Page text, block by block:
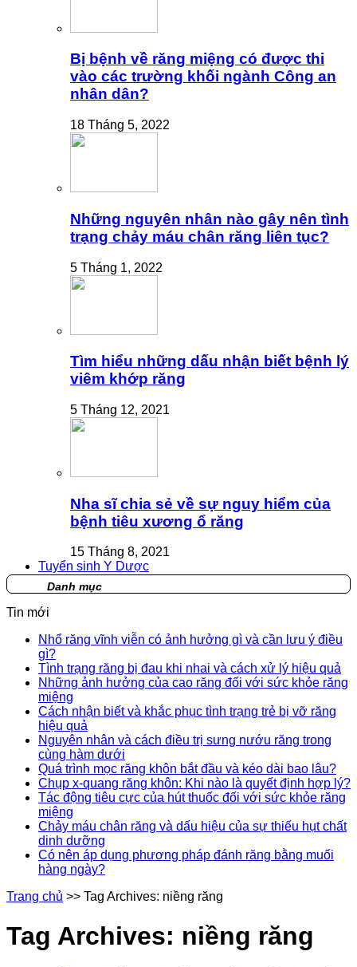
Bị bệnh về răng miệng có được thi
vào các trường khối ngành Công an
nhân dân?
18 Tháng 5, 2022
Những nguyên nhân nào gây nên tình
trạng chảy máu chân răng liên tục?
5 Tháng 1, 2022
Tìm hiểu những dấu nhận biết bệnh lý
viêm khớp răng
5 Tháng 12, 2021
Nha sĩ chia sẻ về sự nguy hiểm của
bệnh tiêu xương ổ răng
15 Tháng 8, 2021
Tuyển sinh Y Dược
Danh mục
Tin mới
Nhổ răng vĩnh viễn có ảnh hưởng gì và cần lưu ý điều
gì?
Tình trạng răng bị đau khi nhai và cách xử lý hiệu quả
Những ảnh hưởng của cao răng đối với sức khỏe răng
miệng
Cách nhận biết và khắc phục tình trạng trẻ bị vỡ răng
hiệu quả
Nguyên nhân và cách điều trị sưng nướu răng trong
cùng hàm dưới
Quá trình mọc răng khôn bắt đầu và kéo dài bao lâu?
Chụp x-quang răng khôn: Khi nào là quyết định hợp lý?
Tác động tiêu cực của hút thuốc đối với sức khỏe răng
miệng
Chảy máu chân răng và dấu hiệu của sự thiếu hụt chất
dinh dưỡng
Có nên áp dụng phương pháp đánh răng bằng muối
hàng ngày?
Trang chủ >> Tag Archives: niềng răng
Tag Archives: niềng răng